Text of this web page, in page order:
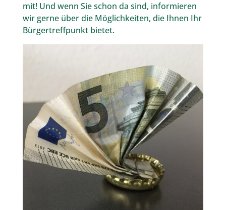
mit! Und wenn Sie schon da sind, informieren
wir gerne über die Möglichkeiten, die Ihnen Ihr
Bürgertreffpunkt bietet.